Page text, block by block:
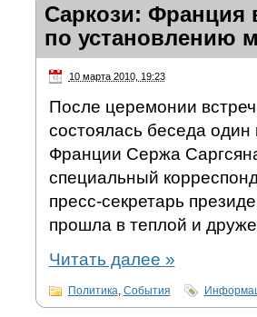
Саркози: Франция
по установлению
10 марта 2010, 19:23
После церемонии
состоялась беседа
Франции Сержа
специальный
пресс-секретарь
прошла в теплой и
Читать далее »
Политика, События